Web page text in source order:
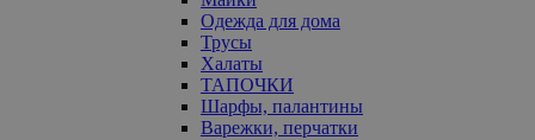
Одежда для дома
Трусы
Халаты
ТАПОЧКИ
Шарфы, палантины
Варежки, перчатки